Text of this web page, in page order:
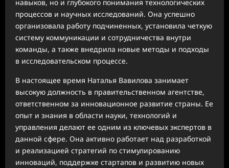
навыков, но и глубокого понимания технологических
процессов и научных исследований. Она успешно
организовала работу подчиненных, установила четкую
систему коммуникации и сотрудничества внутри
команды, а также внедрила новые методы и подходы
в исследовательском процессе.
В настоящее время Наталья Вавилова занимает
высокую должность в правительственном агентстве,
ответственном за инновационное развитие страны. Ее
опыт и знания в области науки, технологий и
управления делают ее одним из ключевых экспертов в
данной сфере. Она активно работает над разработкой
и реализацией стратегий по стимулированию
инноваций, поддержке стартапов и развитию новых